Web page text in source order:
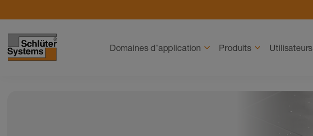
Domaines d’application Produits Utilisateurs